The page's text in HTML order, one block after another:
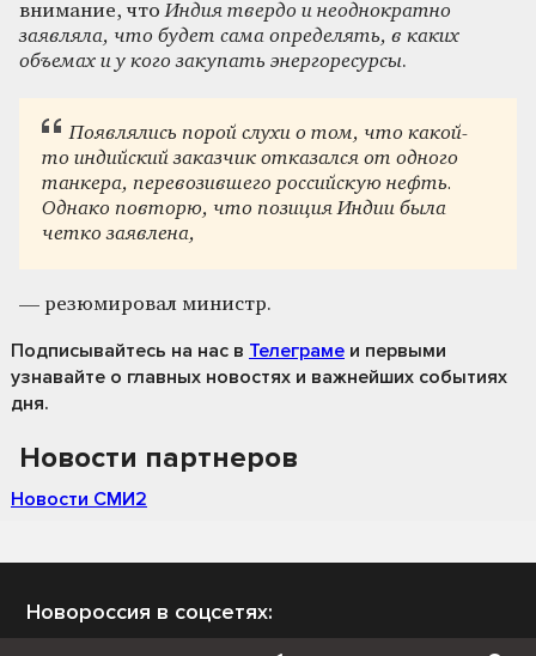
внимание, чтоИндия твердо и неоднократно
заявляла, что будет сама определять, в каких
объемах и у кого закупать энергоресурсы.
Появлялись порой слухи о том, что какой-
то индийский заказчик отказался от одного
танкера, перевозившего российскую нефть.
Однако повторю, что позиция Индии была
четко заявлена,
— резюмировал министр.
Подписывайтесь на нас в Телеграме и первыми
узнавайте о главных новостях и важнейших событиях
дня.
Новости партнеров
Новости СМИ2
Новороссия в соцсетях: